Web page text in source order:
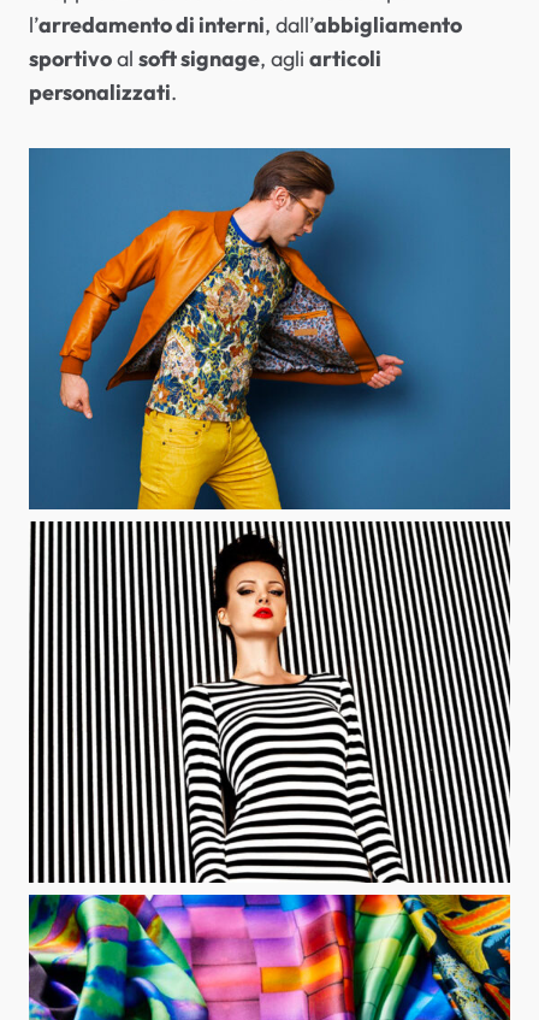
l’arredamento di interni, dall’abbigliamento
sportivoal soft signage, agli articoli
personalizzati.